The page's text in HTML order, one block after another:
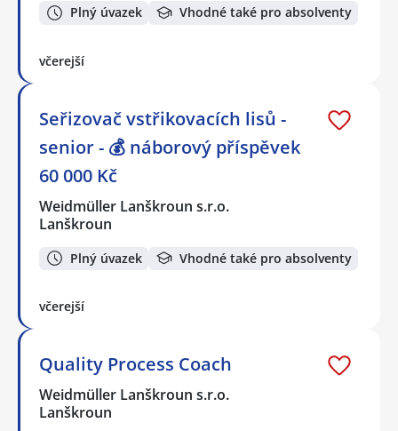
Plný úvazek Vhodné také pro absolventy
včerejší
Seřizovač vstřikovacích lisů -
senior - 💰 náborový příspěvek
60 000 Kč
Weidmüller Lanškroun s.r.o.
Lanškroun
Plný úvazek Vhodné také pro absolventy
včerejší
Quality Process Coach
Weidmüller Lanškroun s.r.o.
Lanškroun